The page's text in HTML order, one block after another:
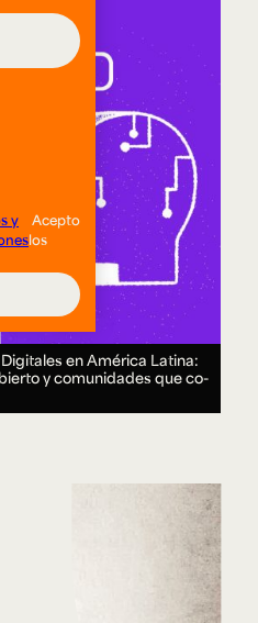
en América Latina:
y comunidades que co-